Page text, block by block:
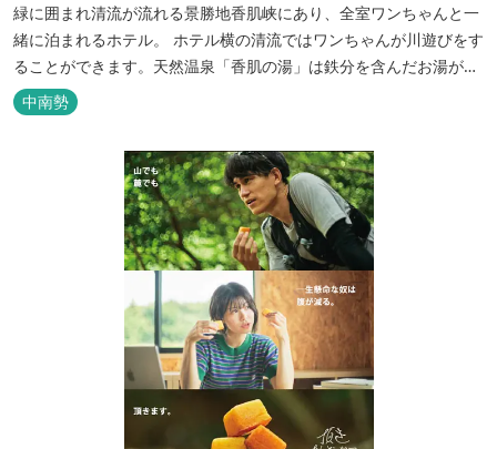
緑に囲まれ清流が流れる景勝地香肌峡にあり、全室ワンちゃんと一
緒に泊まれるホテル。 ホテル横の清流ではワンちゃんが川遊びをす
ることができます。天然温泉「香肌の湯」は鉄分を含んだお湯が特
徴。 松阪の観光情報は、松阪観光インフォメーションサイト ワク
ワク松阪 へ。
中南勢